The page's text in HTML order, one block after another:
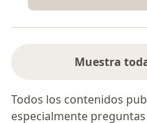
Muestra
Todos los contenidos
especialmente